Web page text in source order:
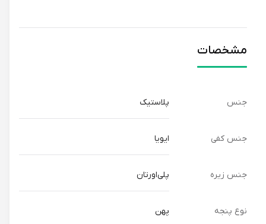
مشخصات
جنس پلاستیک
جنس کفی
جنس زیره پلی‌اورتان
نوع پنجه